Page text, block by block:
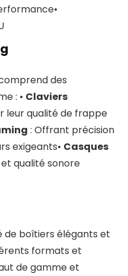
des
: • Claviers
leur qualité de frappe
: Offrant précision
exigeants• Casques
qualité sonore
de boîtiers élégants et
formats et
de gamme et